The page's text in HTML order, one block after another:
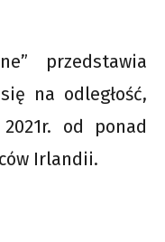
przedstawia
na odległość,
od ponad
Irlandii.